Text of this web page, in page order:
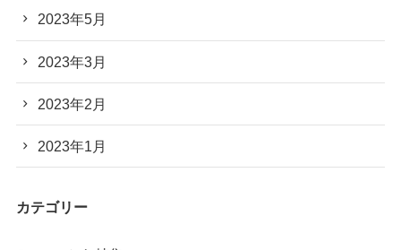
2023年5月
2023年3月
2023年2月
2023年1月
カテゴリー